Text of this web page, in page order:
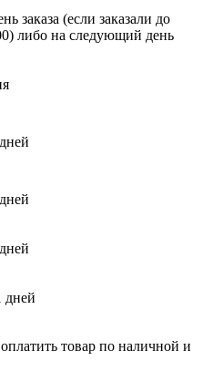
заказа (если заказали до
либо на следующий день
дней
товар по наличной и